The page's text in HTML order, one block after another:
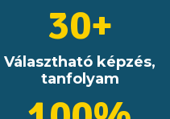
30+
Választható képzés,
tanfolyam